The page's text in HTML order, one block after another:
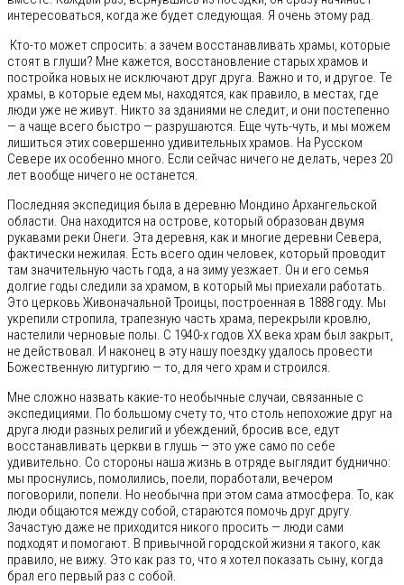
интересоваться, когда же будет следующая. Я очень этому рад.
Кто-то может спросить: а зачем восстанавливать храмы, которые
стоят в глуши? Мне кажется, восстановление старых храмов и
постройка новых не исключают друг друга. Важно и то, и другое. Те
храмы, в которые едем мы, находятся, как правило, в местах, где
люди уже не живут. Никто за зданиями не следит, и они постепенно
— а чаще всего быстро — разрушаются. Еще чуть-чуть, и мы можем
лишиться этих совершенно удивительных храмов. На Русском
Севере их особенно много. Если сейчас ничего не делать, через 20
лет вообще ничего не останется.
Последняя экспедиция была в деревню Мондино Архангельской
области. Она находится на острове, который образован двумя
рукавами реки Онеги. Эта деревня, как и многие деревни Севера,
фактически нежилая. Есть всего один человек, который проводит
там значительную часть года, а на зиму уезжает. Он и его семья
долгие годы следили за храмом, в который мы приехали работать.
Это церковь Живоначальной Троицы, построенная в 1888 году. Мы
укрепили стропила, трапезную часть храма, перекрыли кровлю,
настелили черновые полы. С 1940-х годов XX века храм был закрыт,
не действовал. И наконец в эту нашу поездку удалось провести
Божественную литургию — то, для чего храм и строился.
Мне сложно назвать какие-то необычные случаи, связанные с
экспедициями. По большому счету то, что столь непохожие друг на
друга люди разных религий и убеждений, бросив все, едут
восстанавливать церкви в глушь — это уже само по себе
удивительно. Со стороны наша жизнь в отряде выглядит буднично:
мы проснулись, помолились, поели, поработали, вечером
поговорили, попели. Но необычна при этом сама атмосфера. То, как
люди общаются между собой, стараются помочь друг другу.
Зачастую даже не приходится никого просить — люди сами
подходят и помогают. В привычной городской жизни я такого, как
правило, не вижу. Это как раз то, что я хотел показать сыну, когда
брал его первый раз с собой.